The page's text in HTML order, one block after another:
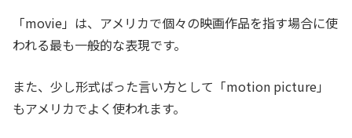
「movie」は、アメリカで個々の映画作品を指す場合に使
われる最も一般的な表現です。
また、少し形式ばった言い方として「motion picture」
もアメリカでよく使われます。